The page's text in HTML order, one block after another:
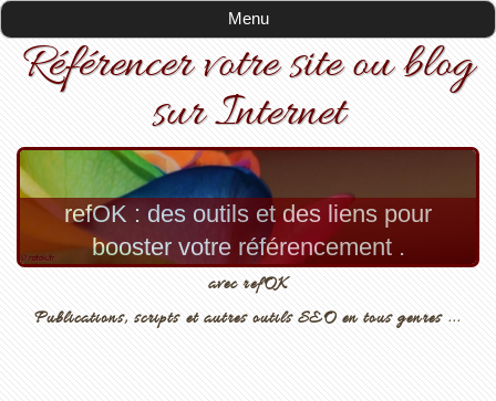
Menu
Référencer votre site ou blog
sur Internet
refOK : des outils et des liens pour
booster votre référencement .
avec refOK
Publications, scripts et autres outils SEO en tous genres ...
Menu